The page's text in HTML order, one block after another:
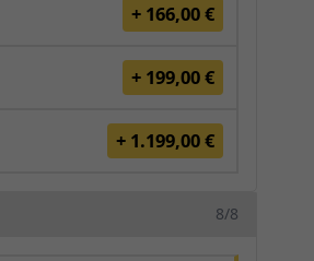
+ 166,00 €
+ 199,00 €
+ 1.199,00 €
8/8